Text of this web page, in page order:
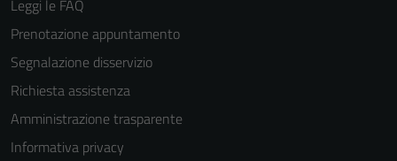
Leggi le FAQ
Prenotazione appuntamento
Segnalazione disservizio
Richiesta assistenza
Amministrazione trasparente
Informativa privacy